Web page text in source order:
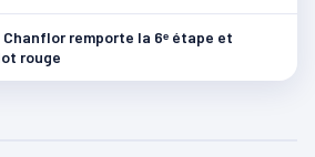
Chanflor remporte la 6ᵉ étape et
rouge